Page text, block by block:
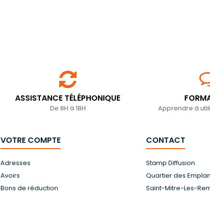
ASSISTANCE TÉLÉPHONIQUE
De 8H à 18H Apprendre à
VOTRE COMPTE
Adresses
Avoirs
Bons de réduction
CONTACT
Stamp Diffusion
Quartier des
Saint-Mitre-Les-